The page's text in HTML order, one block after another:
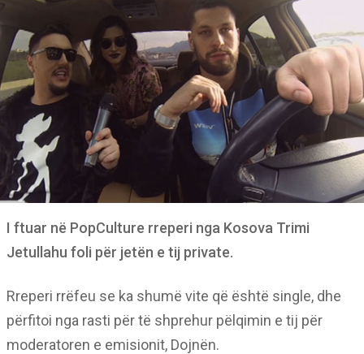
I ftuar në PopCulture rreperi nga Kosova Trimi
Jetullahu foli për jetën e tij private.
Rreperi rrëfeu se ka shumë vite që është single, dhe
përfitoi nga rasti për të shprehur pëlqimin e tij për
moderatoren e emisionit, Dojnën.